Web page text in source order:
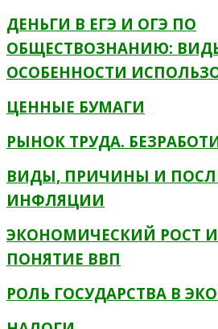
ДЕНЬГИ В ЕГЭ И ОГЭ ПО
ОБЩЕСТВОЗНАНИЮ:
ОСОБЕННОСТИ
ЦЕННЫЕ БУМАГИ
РЫНОК ТРУДА.
ВИДЫ, ПРИЧИНЫ И
ИНФЛЯЦИИ
ЭКОНОМИЧЕСКИЙ РОСТ И
ПОНЯТИЕ ВВП
РОЛЬ ГОСУДАРСТВА В